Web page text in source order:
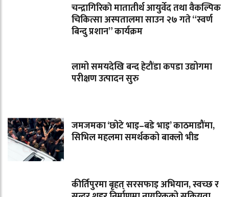
चन्द्रागिरिकाे मातातीर्थ आयुर्वेद तथा वैकल्पिक
चिकित्सा अस्पतालमा साउन २७ गते “स्वर्ण
बिन्दु प्रशान” कार्यक्रम
लामो समयदेखि बन्द हेटौंडा कपडा उद्योगमा
परीक्षण उत्पादन सुरु
जमजमका ‘छोटे भाइ–बडे भाइ’ काठमाडौंमा,
सिभिल महलमा समर्थकको बाक्लो भीड
कीर्तिपुरमा बृहत् सरसफाइ अभियान, स्वच्छ र